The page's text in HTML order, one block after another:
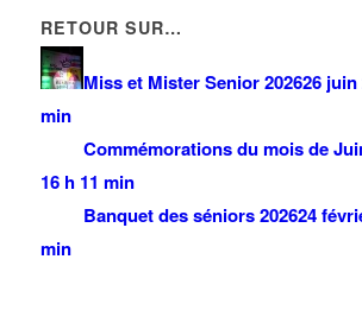
RETOUR SUR…
Miss et Mister Senior 202626 juin
min
Commémorations du mois de
16 h 11 min
Banquet des séniors 202624
min